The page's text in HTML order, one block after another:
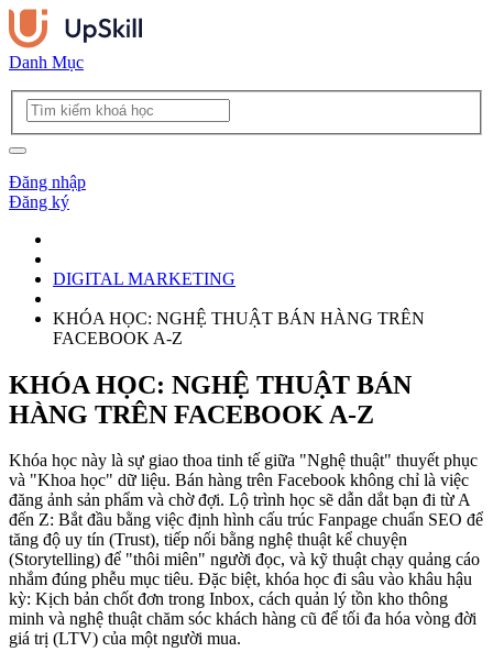
Danh Mục
Đăng nhập
Đăng ký
DIGITAL MARKETING
KHÓA HỌC: NGHỆ THUẬT BÁN HÀNG TRÊN
FACEBOOK A-Z
KHÓA HỌC: NGHỆ THUẬT BÁN
HÀNG TRÊN FACEBOOK A-Z
Khóa học này là sự giao thoa tinh tế giữa "Nghệ thuật" thuyết phục
và "Khoa học" dữ liệu. Bán hàng trên Facebook không chỉ là việc
đăng ảnh sản phẩm và chờ đợi. Lộ trình học sẽ dẫn dắt bạn đi từ A
đến Z: Bắt đầu bằng việc định hình cấu trúc Fanpage chuẩn SEO để
tăng độ uy tín (Trust), tiếp nối bằng nghệ thuật kể chuyện
(Storytelling) để "thôi miên" người đọc, và kỹ thuật chạy quảng cáo
nhắm đúng phễu mục tiêu. Đặc biệt, khóa học đi sâu vào khâu hậu
kỳ: Kịch bản chốt đơn trong Inbox, cách quản lý tồn kho thông
minh và nghệ thuật chăm sóc khách hàng cũ để tối đa hóa vòng đời
giá trị (LTV) của một người mua.